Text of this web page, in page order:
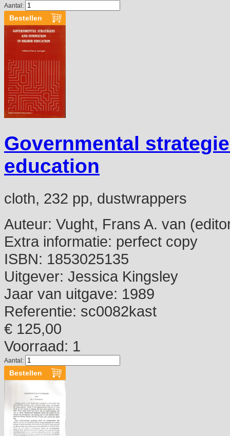
Aantal:
Governmental
education
cloth, 232 pp, dustwrappers
Auteur: Vught, Frans A. van
Extra informatie: perfect copy
ISBN: 1853025135
Uitgever: Jessica Kingsley
Jaar van uitgave: 1989
Referentie: sc0082kast
€ 125,00
Voorraad: 1
Aantal: